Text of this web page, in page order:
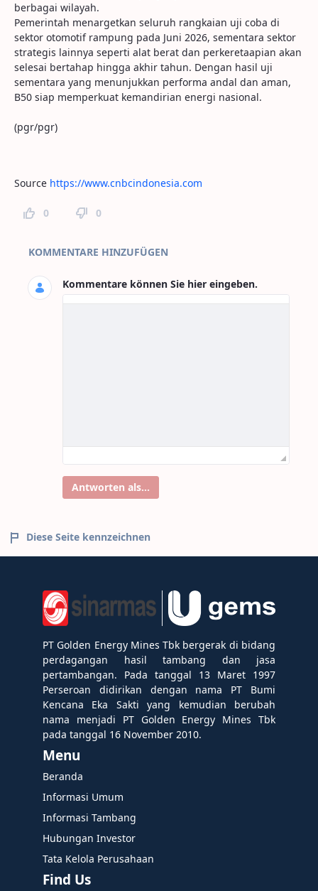
berbagai wilayah.
Pemerintah menargetkan seluruh rangkaian uji coba di
sektor otomotif rampung pada Juni 2026, sementara sektor
strategis lainnya seperti alat berat dan perkeretaapian akan
selesai bertahap hingga akhir tahun. Dengan hasil uji
sementara yang menunjukkan performa andal dan aman,
B50 siap memperkuat kemandirian energi nasional.
(pgr/pgr)
Source https://www.cnbcindonesia.com
0 0
Seitenkommentare
KOMMENTARE HINZUFÜGEN
Kommentare können Sie hier eingeben.
Antworten als...
Diese Seite kennzeichnen
PT Golden Energy Mines Tbk bergerak di bidang
perdagangan hasil tambang dan jasa
pertambangan. Pada tanggal 13 Maret 1997
Perseroan didirikan dengan nama PT Bumi
Kencana Eka Sakti yang kemudian berubah
nama menjadi PT Golden Energy Mines Tbk
pada tanggal 16 November 2010.
Menu
Beranda
Informasi Umum
Informasi Tambang
Hubungan Investor
Tata Kelola Perusahaan
Find Us